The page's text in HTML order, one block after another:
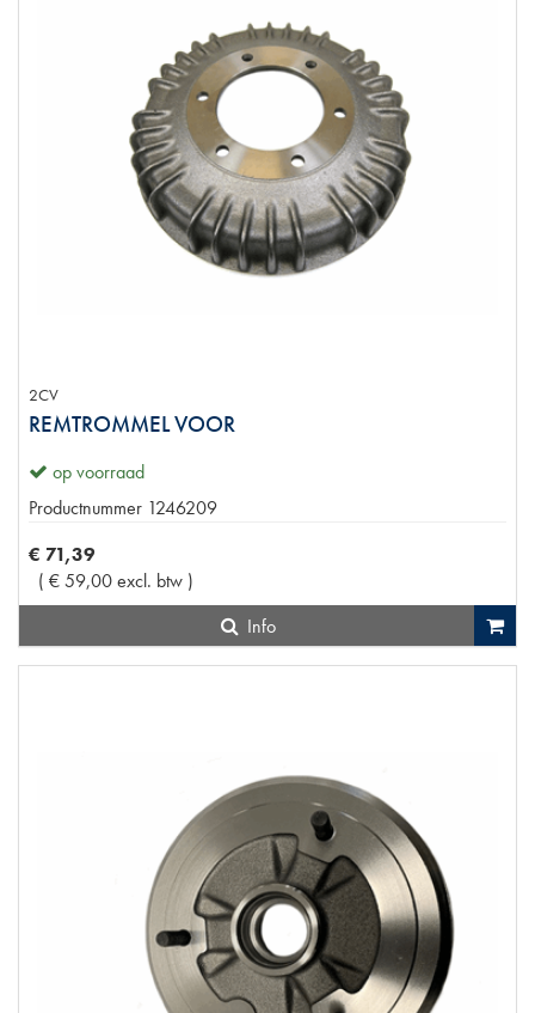
2CV
REMTROMMEL VOOR
op voorraad
Productnummer 1246209
€ 71,39
( €59,00excl. btw )
Info